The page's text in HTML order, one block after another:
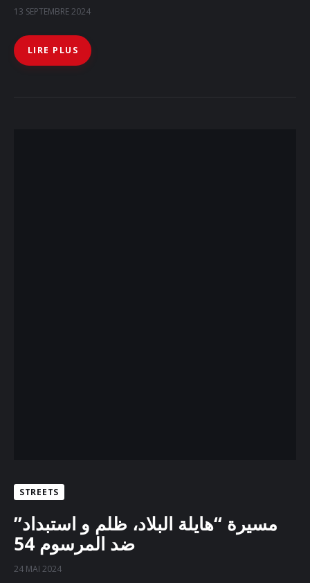
13 SEPTEMBRE 2024
LIRE PLUS
STREETS
مسيرة “هايلة البلاد، ظلم و استبداد”
ضد المرسوم 54
24 MAI 2024